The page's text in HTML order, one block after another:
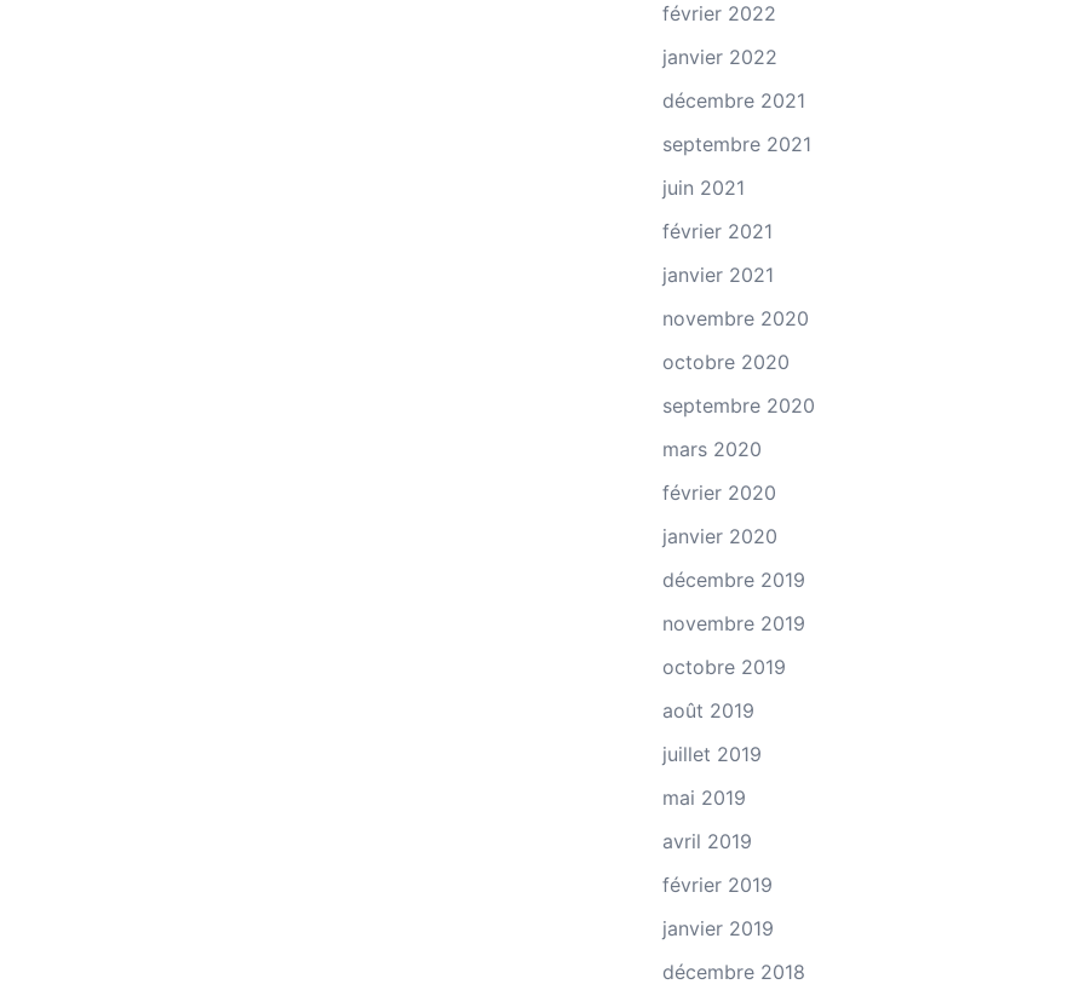
février 2022
janvier 2022
décembre 2021
septembre 2021
juin 2021
février 2021
janvier 2021
novembre 2020
octobre 2020
septembre 2020
mars 2020
février 2020
janvier 2020
décembre 2019
novembre 2019
octobre 2019
août 2019
juillet 2019
mai 2019
avril 2019
février 2019
janvier 2019
décembre 2018